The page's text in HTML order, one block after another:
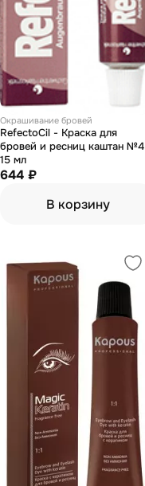
Окрашивание бровей
RefectoCil - Краска для
бровей и ресниц каштан №4
15 мл
644 ₽
В корзину